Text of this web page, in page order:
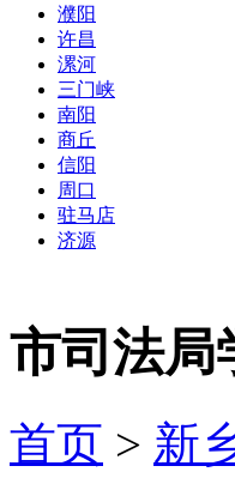
濮阳
许昌
漯河
三门峡
南阳
商丘
信阳
周口
驻马店
济源
市司法局
首页 > 新